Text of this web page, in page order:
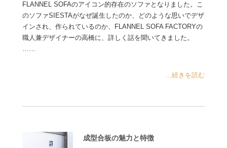
FLANNEL SOFAのアイコン的存在のソファとなりました。こ
のソファSIESTAがなぜ誕生したのか、どのような思いでデザ
インされ、作られているのか、FLANNEL SOFA FACTORYの
職人兼デザイナーの高橋に、詳しく話を聞いてきました。
……
...続きを読む
成型合板の魅力と特徴